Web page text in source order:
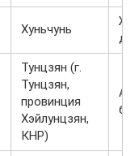
Хуньчунь
Тунцзян (г.
Тунцзян,
провинция
Хэйлунцзян,
КНР)